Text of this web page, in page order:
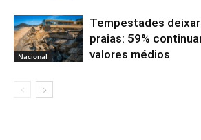
Nacional
Tempestades
praias: 59%
valores médios